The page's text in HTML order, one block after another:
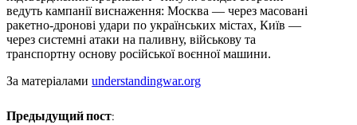
ведуть кампанії виснаження: Москва — через масовані
ракетно-дронові удари по українських містах, Київ —
через системні атаки на паливну, військову та
транспортну основу російської воєнної машини.
За матеріалами understandingwar.org
Предыдущий пост: